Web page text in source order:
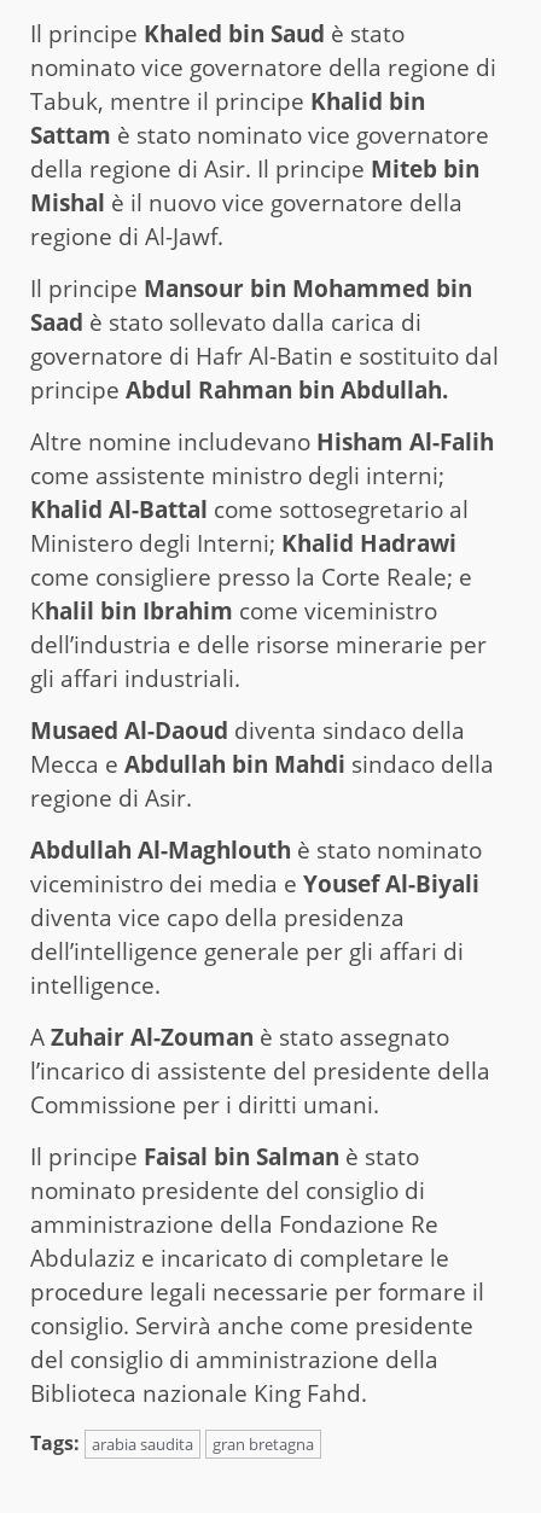
Il principe Khaled bin Saud è stato
nominato vice governatore della regione di
Tabuk, mentre il principe Khalid bin
Sattam è stato nominato vice governatore
della regione di Asir. Il principe Miteb bin
Mishal è il nuovo vice governatore della
regione di Al-Jawf.
Il principe Mansour bin Mohammed bin
Saad è stato sollevato dalla carica di
governatore di Hafr Al-Batin e sostituito dal
principe Abdul Rahman bin Abdullah.
Altre nomine includevano Hisham Al-Falih
come assistente ministro degli interni;
Khalid Al-Battal come sottosegretario al
Ministero degli Interni; Khalid Hadrawi
come consigliere presso la Corte Reale; e
Khalil bin Ibrahim come viceministro
dell’industria e delle risorse minerarie per
gli affari industriali.
Musaed Al-Daoud diventa sindaco della
Mecca e Abdullah bin Mahdi sindaco della
regione di Asir.
Abdullah Al-Maghlouth è stato nominato
viceministro dei media e Yousef Al-Biyali
diventa vice capo della presidenza
dell’intelligence generale per gli affari di
intelligence.
AZuhair Al-Zouman è stato assegnato
l’incarico di assistente del presidente della
Commissione per i diritti umani.
Il principe Faisal bin Salman è stato
nominato presidente del consiglio di
amministrazione della Fondazione Re
Abdulaziz e incaricato di completare le
procedure legali necessarie per formare il
consiglio. Servirà anche come presidente
del consiglio di amministrazione della
Biblioteca nazionale King Fahd.
Tags: arabia saudita gran bretagna